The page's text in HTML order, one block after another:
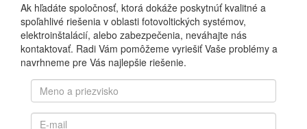
Ak hľadáte spoločnosť, ktorá dokáže poskytnúť kvalitné a
spoľahlivé riešenia v oblasti fotovoltických systémov,
elektroinštalácií, alebo zabezpečenia, neváhajte nás
kontaktovať. Radi Vám pomôžeme vyriešiť Vaše problémy a
navrhneme pre Vás najlepšie riešenie.
Meno